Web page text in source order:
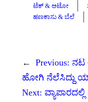
ಟೆಕ್ & ಆಟೋ
ಹಣಕಾಸು & ಬೆಲೆ
← Previous: ನಟ
ಹೋಗಿ ನೆಲೆಸಿದ್ದು
Next: